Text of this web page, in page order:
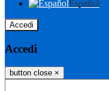
Español
Accedi
Accedi
button close ×